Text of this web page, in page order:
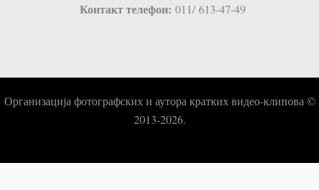
Контакт телефон: 011/ 613-47-49
Организација фотографских и аутора кратких видео-клипова ©
2013-2026.